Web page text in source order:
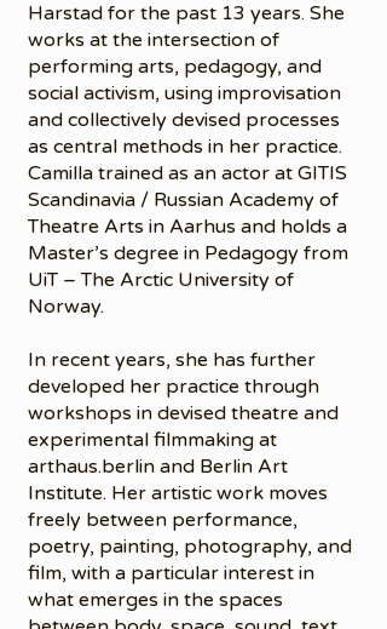
Harstad for the past 13 years. She
works at the intersection of
performing arts, pedagogy, and
social activism, using improvisation
and collectively devised processes
as central methods in her practice.
Camilla trained as an actor at GITIS
Scandinavia / Russian Academy of
Theatre Arts in Aarhus and holds a
Master’s degree in Pedagogy from
UiT – The Arctic University of
Norway.
In recent years, she has further
developed her practice through
workshops in devised theatre and
experimental filmmaking at
arthaus.berlin and Berlin Art
Institute. Her artistic work moves
freely between performance,
poetry, painting, photography, and
film, with a particular interest in
what emerges in the spaces